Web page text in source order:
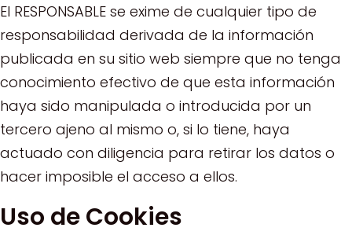
El RESPONSABLE se exime de cualquier tipo de
responsabilidad derivada de la información
publicada en su sitio web siempre que no tenga
conocimiento efectivo de que esta información
haya sido manipulada o introducida por un
tercero ajeno al mismo o, si lo tiene, haya
actuado con diligencia para retirar los datos o
hacer imposible el acceso a ellos.
Uso de Cookies